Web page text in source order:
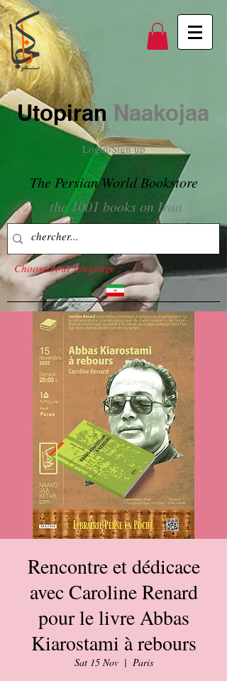
Utopiran Naakojaa
Login/Sign up
The Persian World Bookstore
the 1001 books on Iran
Choose your language :
Rencontre et dédicace
avec Caroline Renard
pour le livre Abbas
Kiarostami à rebours
Sat 15 Nov
  |
Paris